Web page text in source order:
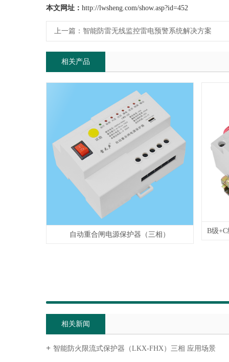
本文网址： http://lwsheng.com/show.asp?id=452
上一篇： 智能防雷无线监控雷电预警系统解决方案
相关产品
自动重合闸电源保护器（三相）
相关新闻
智能​防火限流式保护器（LKX-FHX）三相 应用场景